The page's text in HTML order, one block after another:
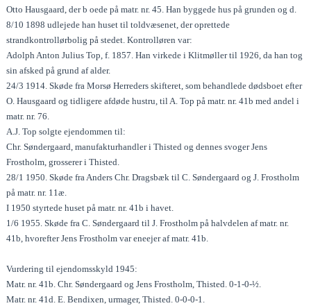
Otto Hausgaard, der b oede på matr. nr. 45. Han byggede hus på grunden og d.
8/10 1898 udlejede han huset til toldvæsenet, der oprettede
strandkontrollørbolig på stedet. Kontrolløren var:
Adolph Anton Julius Top, f. 1857. Han virkede i Klitmøller til 1926, da han tog
sin afsked på grund af alder.
24/3 1914. Skøde fra Morsø Herreders skifteret, som behandlede dødsboet efter
O. Hausgaard og tidligere afdøde hustru, til A. Top på matr. nr. 41b med andel i
matr. nr. 76.
A.J. Top solgte ejendommen til:
Chr. Søndergaard, manufakturhandler i Thisted og dennes svoger Jens
Frostholm, grosserer i Thisted.
28/1 1950. Skøde fra Anders Chr. Dragsbæk til C. Søndergaard og J. Frostholm
på matr. nr. 11æ.
I 1950 styrtede huset på matr. nr. 41b i havet.
1/6 1955. Skøde fra C. Søndergaard til J. Frostholm på halvdelen af matr. nr.
41b, hvorefter Jens Frostholm var eneejer af matr. 41b.
Vurdering til ejendomsskyld 1945:
Matr. nr. 41b. Chr. Søndergaard og Jens Frostholm, Thisted. 0-1-0-½.
Matr. nr. 41d. E. Bendixen, urmager, Thisted. 0-0-0-1.